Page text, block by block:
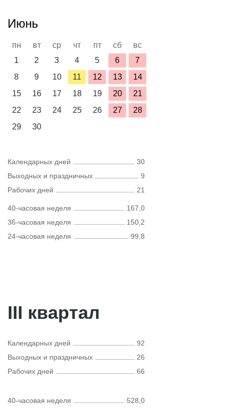
Июнь
пн вт ср чт пт сб
вс
1
2 3 4 5 6
7
8
9 10 11 12 13
14
15
16 17 18 19 20
21
22
23 24 25 26 27
28
29
30
Календарных дней
30
Выходных и праздничных
9
Рабочих дней
21
40-часовая неделя
167,0
36-часовая неделя
150,2
24-часовая неделя
99,8
III квартал
Календарных дней
92
Выходных и праздничных
26
Рабочих дней
66
40-часовая неделя 528,0